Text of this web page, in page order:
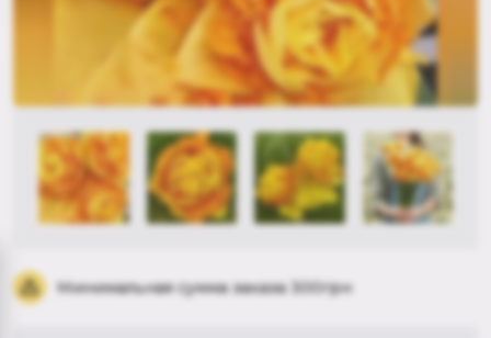
Минимальная сумма заказа 300грн